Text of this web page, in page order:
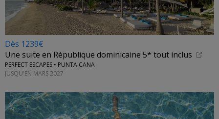
Dès 1239€
Une suite en République dominicaine 5* tout inclus
PERFECT ESCAPES • PUNTA CANA
JUSQU'EN MARS 2027